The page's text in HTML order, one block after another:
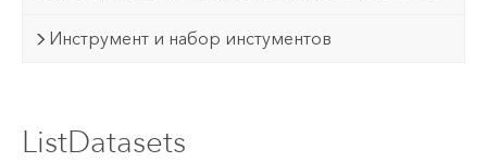
Инструмент и набор инстументов
ListDatasets